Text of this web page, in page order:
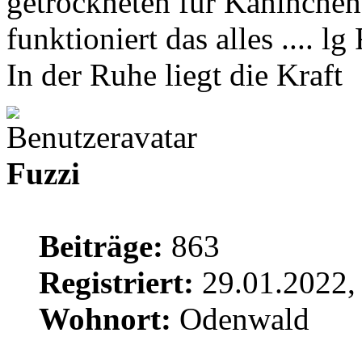
funktioniert das alles .... lg
In der Ruhe liegt die Kraft
Fuzzi
Beiträge: 863
Registriert:
Wohnort: Odenwald